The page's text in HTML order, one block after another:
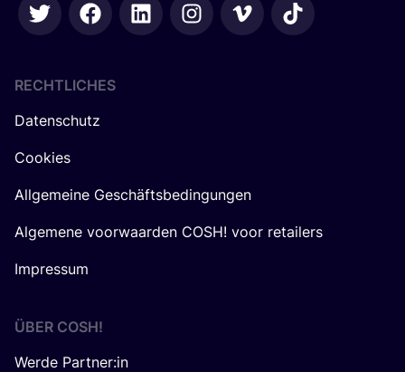
RECHTLICHES
Datenschutz
Cookies
Allgemeine Geschäftsbedingungen
Algemene voorwaarden COSH! voor retailers
Impressum
ÜBER COSH!
Werde Partner:in